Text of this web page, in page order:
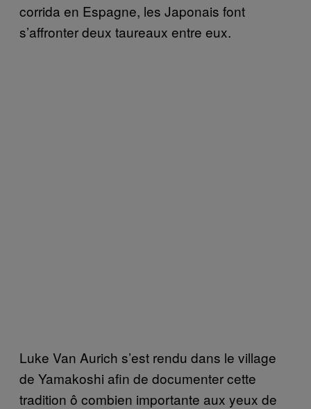
corrida en Espagne, les Japonais font
s’affronter deux taureaux entre eux.
Luke Van Aurich s’est rendu dans le village
de Yamakoshi afin de documenter cette
tradition ô combien importante aux yeux de